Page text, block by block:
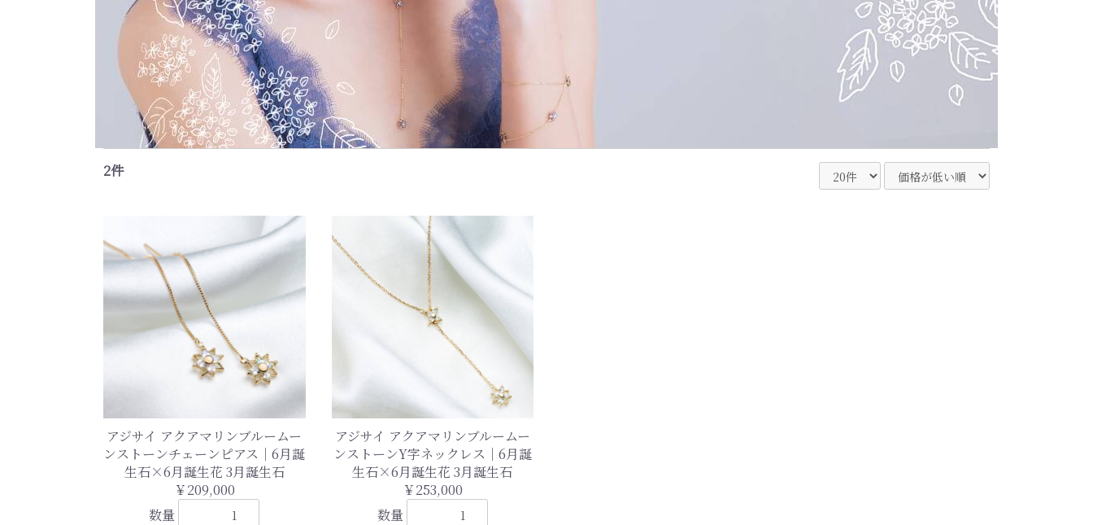
2件
アジサイ アクアマリンブルームー
ンストーンチェーンピアス｜6月誕
生石×6月誕生花 3月誕生石
￥209,000
数量
アジサイ アクアマリンブルームー
ンストーンY字ネックレス｜6月誕
生石×6月誕生花 3月誕生石
￥253,000
数量
お買い物を続ける